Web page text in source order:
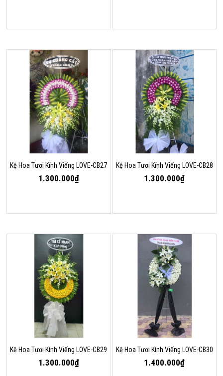
Kệ Hoa Tươi Kính Viếng LOVE-CB27
1.300.000₫
Kệ Hoa Tươi Kính Viếng LOVE-CB28
1.300.000₫
Kệ Hoa Tươi Kính Viếng LOVE-CB29
1.300.000₫
Kệ Hoa Tươi Kính Viếng LOVE-CB30
1.400.000₫